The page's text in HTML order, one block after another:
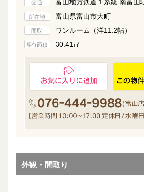
交通 富山地方鉄道１系統 南富山
所在地 富山県富山市大町
間取 ワンルーム（洋11.2帖）
専有面積 30.41㎡
外観・間取り